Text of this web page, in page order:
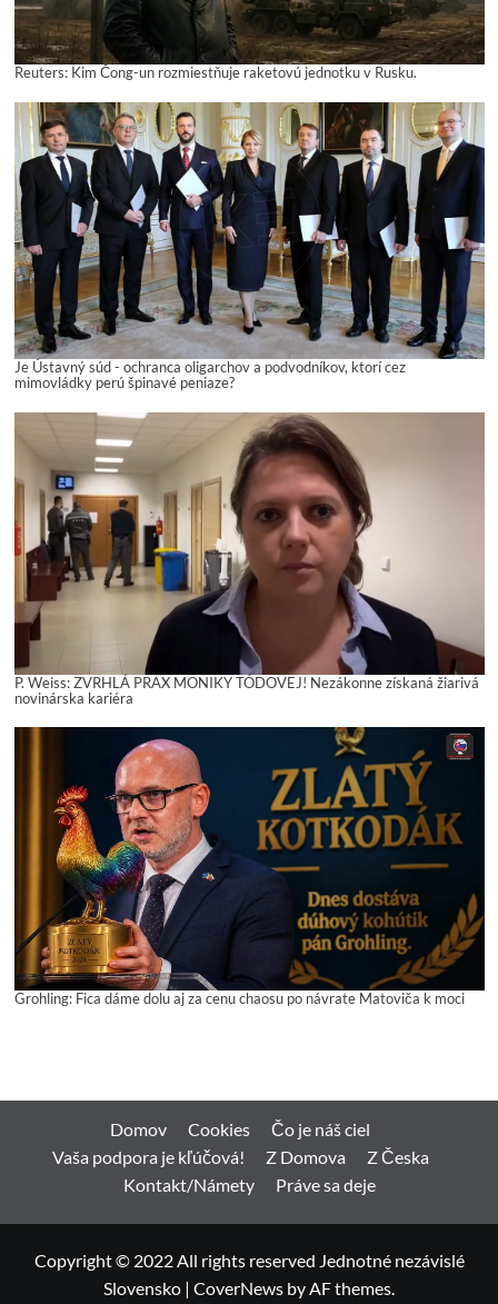
Reuters: Kim Čong-un rozmiestňuje raketovú jednotku v Rusku.
Je Ústavný súd - ochranca oligarchov a podvodníkov, ktorí cez
mimovládky perú špinavé peniaze?
P. Weiss: ZVRHLÁ PRAX MONIKY TÓDOVEJ! Nezákonne získaná žiarivá
novinárska kariéra
Grohling: Fica dáme dolu aj za cenu chaosu po návrate Matoviča k moci
Domov Cookies
Čo je náš ciel
Vaša podpora je kľúčová!
Z Domova
Z Česka
Kontakt/Námety
Práve sa deje
Copyright © 2022 All rights reserved Jednotné nezávislé
Slovensko | CoverNews by AF themes.